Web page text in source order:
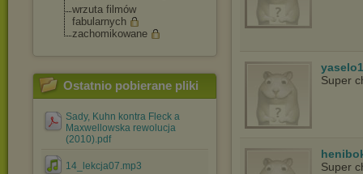
wrzuta filmów
fabularnych
zachomikowane
Ostatnio pobierane pliki
Sady, Kuhn kontra Fleck a
Maxwellowska rewolucja
(2010).pdf
14_lekcja07.mp3
Super
Super